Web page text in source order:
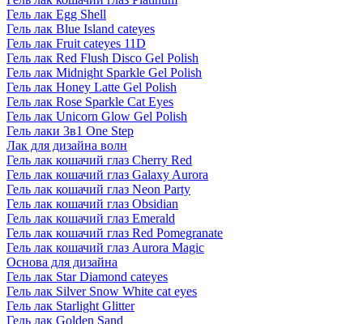
Гель лак Egg Shell
Гель лак Blue Island cateyes
Гель лак Fruit cateyes 11D
Гель лак Red Flush Disco Gel Polish
Гель лак Midnight Sparkle Gel Polish
Гель лак Honey Latte Gel Polish
Гель лак Rose Sparkle Cat Eyes
Гель лак Unicorn Glow Gel Polish
Гель лаки 3в1 One Step
Лак для дизайна волн
Гель лак кошачий глаз Cherry Red
Гель лак кошачий глаз Galaxy Aurora
Гель лак кошачий глаз Neon Party
Гель лак кошачий глаз Obsidian
Гель лак кошачий глаз Emerald
Гель лак кошачий глаз Red Pomegranate
Гель лак кошачий глаз Aurora Magic
Основа для дизайна
Гель лак Star Diamond cateyes
Гель лак Silver Snow White cat eyes
Гель лак Starlight Glitter
Гель лак Golden Sand